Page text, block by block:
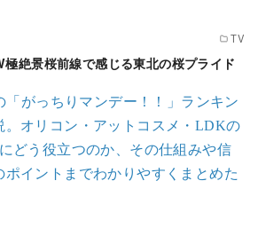
TV
絶景桜前線で感じる東北の桜プライド